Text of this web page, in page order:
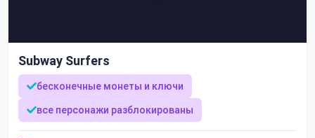
Subway Surfers
бесконечные монеты и ключи
все персонажи разблокированы